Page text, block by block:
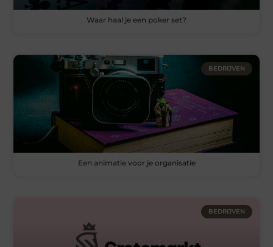
Waar haal je een poker set?
BEDRIJVEN
Een animatie voor je organisatie
BEDRIJVEN